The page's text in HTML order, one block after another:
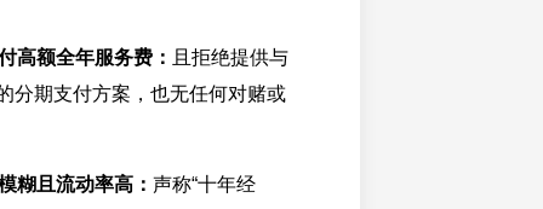
高额全年服务费： 且拒绝提供与
分期支付方案，也无任何对赌或
糊且流动率高： 声称“十年经